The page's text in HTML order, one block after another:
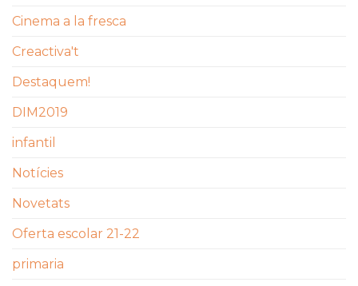
Cinema a la fresca
Creactiva't
Destaquem!
DIM2019
infantil
Notícies
Novetats
Oferta escolar 21-22
primaria